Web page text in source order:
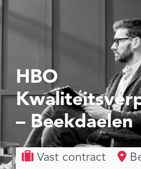
HBO
– Beekdaelen
Vast contract